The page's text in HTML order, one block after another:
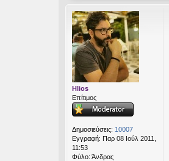
Hlios
Επίτιμος
Δημοσιεύσεις: 10007
Εγγραφή: Παρ 08 Ιούλ 2011,
11:53
Φύλο: Άνδρας